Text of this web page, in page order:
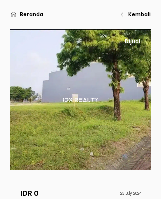
Beranda Kembali
Dijual
IDR 0 23 July 2024